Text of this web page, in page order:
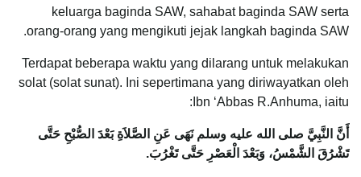
keluarga baginda SAW, sahabat baginda SAW serta
orang-orang yang mengikuti jejak langkah baginda SAW.
Terdapat beberapa waktu yang dilarang untuk melakukan
solat (solat sunat). Ini sepertimana yang diriwayatkan oleh
Ibn ‘Abbas R.Anhuma, iaitu:
أَنَّ النَّبِيَّ صلى الله عليه وسلم نَهَى عَنِ الصَّلاَةِ بَعْدَ الصُّبْحِ حَتَّى
تَشْرُقَ الشَّمْسُ، وَبَعْدَ الْعَصْرِ حَتَّى تَغْرُبَ‏.‏